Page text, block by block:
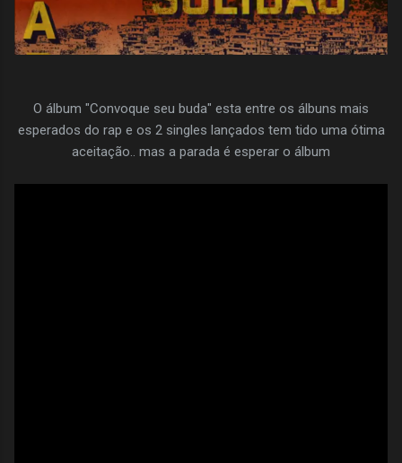
O álbum "Convoque seu buda" esta entre os álbuns mais
esperados do rap e os 2 singles lançados tem tido uma ótima
aceitação.. mas a parada é esperar o álbum